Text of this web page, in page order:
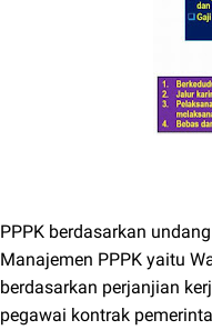
PPPK berdasarkan
Manajemen PPPK yaitu
berdasarkan perjanjian
pegawai kontrak